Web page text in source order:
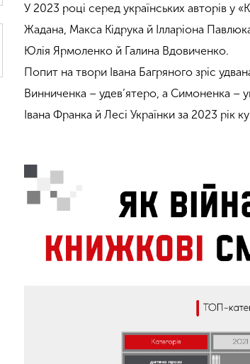
У 2023 році серед українських авторів у
Жадана, Макса Кідрука й Ілларіона
Юлія Ярмоленко й Галина Вдовиченко.
Попит на твори Івана Багряного зріс
Винниченка – удев’ятеро, а Симоненка –
Івана Франка й Лесі Українки за 2023 рік